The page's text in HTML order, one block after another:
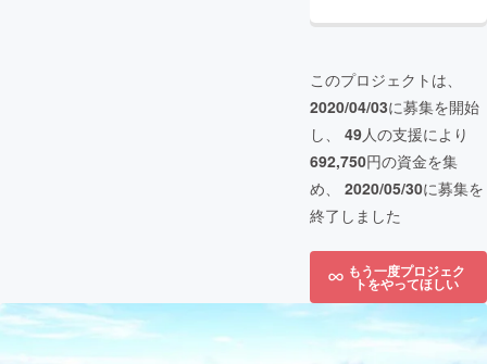
このプロジェクトは、
2020/04/03に募集を開始
し、 49人の支援により
692,750円の資金を集
め、 2020/05/30に募集を
終了しました
もう一度プロジェク
トをやってほしい